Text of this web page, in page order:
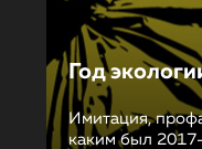
Год
Имитация,
каким был 2017-